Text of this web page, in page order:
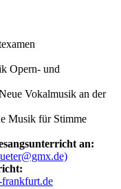
Opern- und
Vokalmusik an der
Musik für Stimme
an: